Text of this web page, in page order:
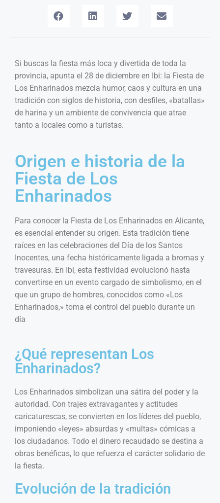
Si buscas la fiesta más loca y divertida de toda la
provincia, apunta el 28 de diciembre en Ibi: la Fiesta de
Los Enharinados mezcla humor, caos y cultura en una
tradición con siglos de historia, con desfiles, «batallas»
de harina y un ambiente de convivencia que atrae
tanto a locales como a turistas.
Origen e historia de la
Fiesta de Los
Enharinados
Para conocer la Fiesta de Los Enharinados en Alicante,
es esencial entender su origen. Esta tradición tiene
raíces en las celebraciones del Día de los Santos
Inocentes, una fecha históricamente ligada a bromas y
travesuras. En Ibi, esta festividad evolucionó hasta
convertirse en un evento cargado de simbolismo, en el
que un grupo de hombres, conocidos como «Los
Enharinados,» toma el control del pueblo durante un
día
¿Qué representan Los
Enharinados?
Los Enharinados simbolizan una sátira del poder y la
autoridad. Con trajes extravagantes y actitudes
caricaturescas, se convierten en los líderes del pueblo,
imponiendo «leyes» absurdas y «multas» cómicas a
los ciudadanos. Todo el dinero recaudado se destina a
obras benéficas, lo que refuerza el carácter solidario de
la fiesta.
Evolución de la tradición